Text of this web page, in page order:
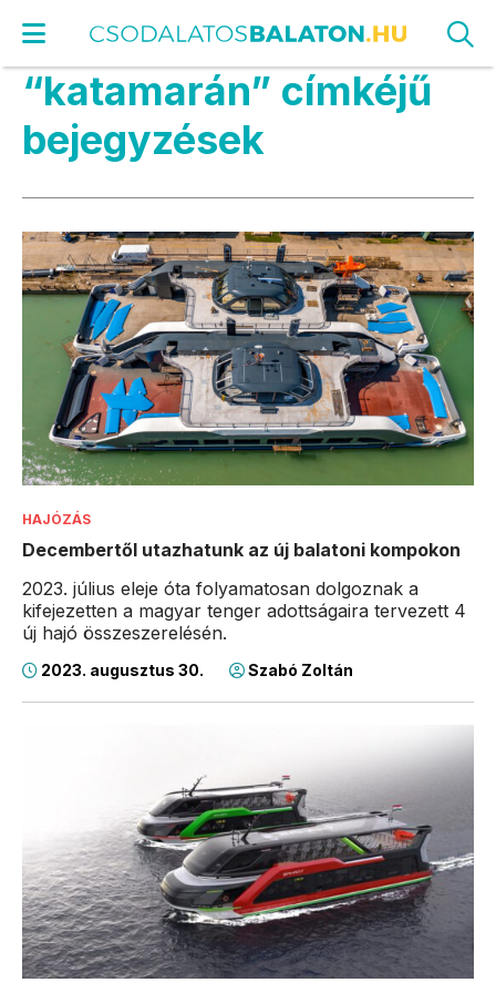
“katamarán” címkéjű
bejegyzések
HAJÓZÁS
Decembertől utazhatunk az új balatoni kompokon
2023. július eleje óta folyamatosan dolgoznak a
kifejezetten a magyar tenger adottságaira tervezett 4
új hajó összeszerelésén.
2023. augusztus 30. Szabó Zoltán